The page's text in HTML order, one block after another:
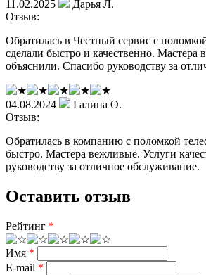
11.02.2025
Дарья Л.
Отзыв:
Обратилась в Честный сервис с
сделали быстро и качественно. Мастера
объяснили. Спасибо руководству за
04.08.2024
Галина О.
Отзыв:
Обратилась в компанию с поломкой
быстро. Мастера вежливые. Услуги
руководству за отличное обслуживание.
Оставить отзыв
Рейтинг *
Имя *
E-mail *